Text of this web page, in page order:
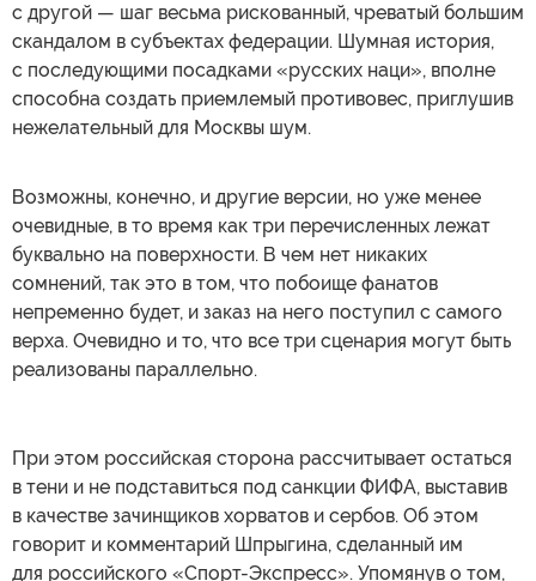
с другой — шаг весьма рискованный, чреватый большим
скандалом в субъектах федерации. Шумная история,
с последующими посадками «русских наци», вполне
способна создать приемлемый противовес, приглушив
нежелательный для Москвы шум.
Возможны, конечно, и другие версии, но уже менее
очевидные, в то время как три перечисленных лежат
буквально на поверхности. В чем нет никаких
сомнений, так это в том, что побоище фанатов
непременно будет, и заказ на него поступил с самого
верха. Очевидно и то, что все три сценария могут быть
реализованы параллельно.
При этом российская сторона рассчитывает остаться
в тени и не подставиться под санкции ФИФА, выставив
в качестве зачинщиков хорватов и сербов. Об этом
говорит и комментарий Шпрыгина, сделанный им
для российского «Спорт-Экспресс». Упомянув о том,